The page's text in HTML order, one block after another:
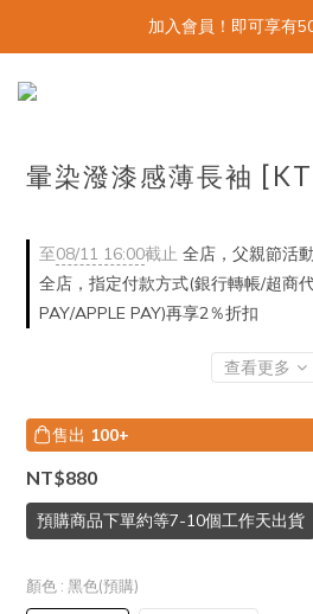
加入會員！即可享有
暈染潑漆感薄長袖
至08/11 16:00截止 全店，父親節活
全店，指定付款方式(銀行轉帳/超商
PAY/APPLE PAY)再享2％折扣
查看更多
售出 100+
NT$880
預購商品下單約等7-10個工作天出貨
顏色 : 黑色(預購)